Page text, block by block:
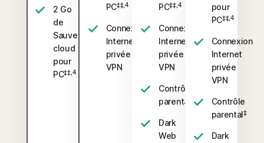
2 Go
de
Sauvegarde
cloud
pour
PC‡‡,4
PC‡‡,4
Connexion
Internet
privée
VPN
PC‡‡,4
Connexion
Internet
privée
VPN
Contrôle
parental
Dark
Web
pour
PC‡‡,4
Connexion
Internet
privée
VPN
Contrôle
parental‡
Dark